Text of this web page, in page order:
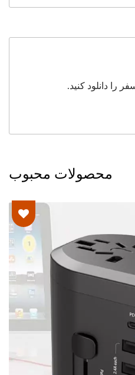
را دانلود کنید.
محصولات محبوب